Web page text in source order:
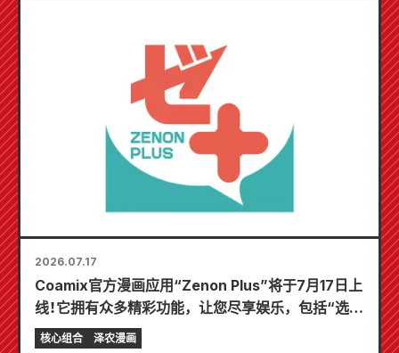
2026.07.17
Coamix官方漫画应用“Zenon Plus”将于7月17日上
线！它拥有众多精彩功能，让您尽享娱乐，包括“选择
您的第一个免费章节”和“每日更新”！
核心组合 泽农漫画